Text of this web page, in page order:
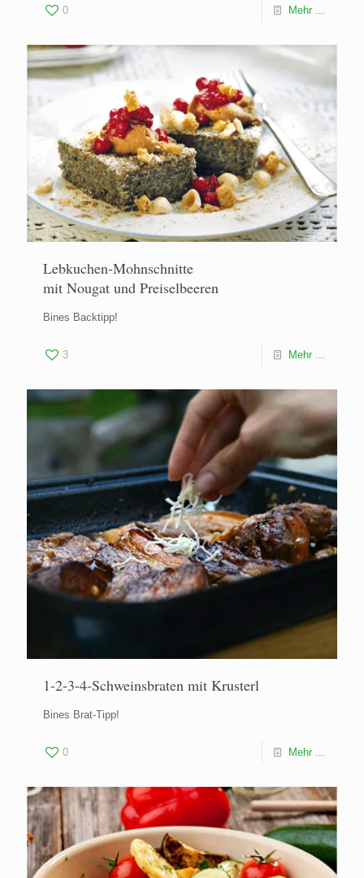
0 Mehr ...
Lebkuchen-Mohnschnitte
mit Nougat und Preiselbeeren
Bines Backtipp!
3 Mehr ...
1-2-3-4-Schweinsbraten mit Krusterl
Bines Brat-Tipp!
0 Mehr ...